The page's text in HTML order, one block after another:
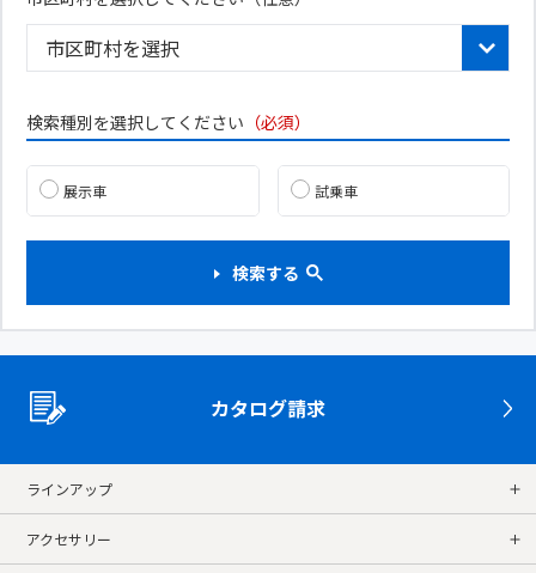
検索種別を選択してください （必須）
展示車 試乗車
検索する
カタログ請求
ラインアップ
アクセサリー